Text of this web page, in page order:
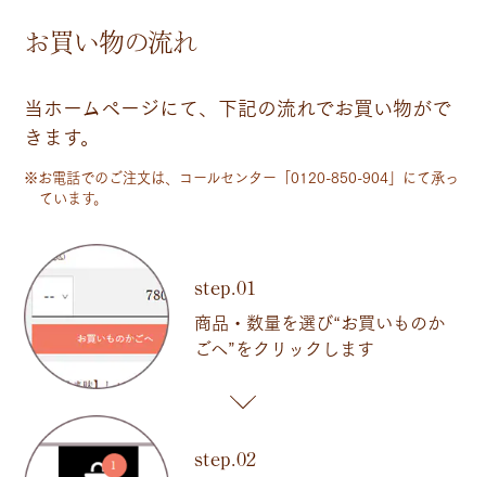
お買い物の流れ
当ホームページにて、下記の流れでお買い物がで
きます。
※お電話でのご注文は、コールセンター「0120-850-904」にて承っ
ています。
step.01
商品・数量を選び“お買いものか
ごへ”をクリックします
step.02